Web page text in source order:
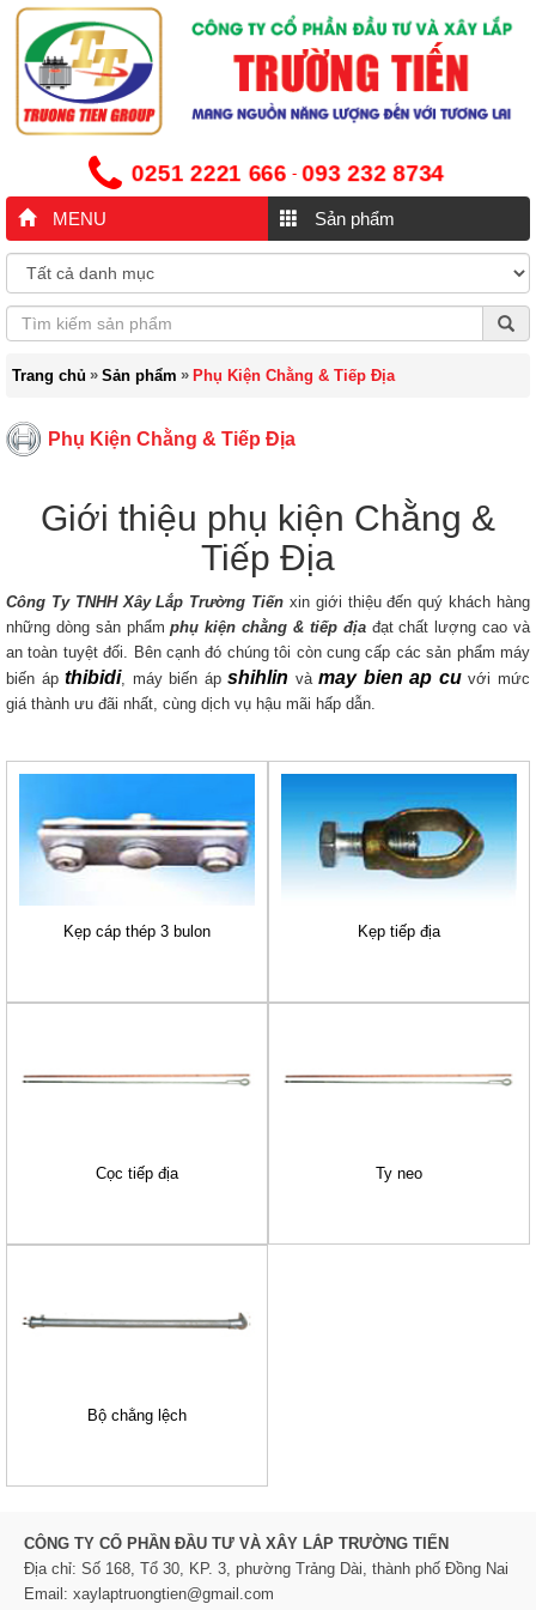
0251 2221 666 -093 232 8734
MENU Sản phẩm
Trang chủ » Sản phẩm » Phụ Kiện Chằng & Tiếp Địa
Phụ Kiện Chằng & Tiếp Địa
Giới thiệu phụ kiện Chằng &
Tiếp Địa
Công Ty TNHH Xây Lắp Trường Tiến xin giới thiệu đến quý khách hàng
những dòng sản phẩmphụ kiện chằng & tiếp địađạt chất lượng cao và
an toàn tuyệt đối. Bên cạnh đó chúng tôi còn cung cấp các sản phẩm máy
biến ápthibidi, máy biến ápshihlin vàmay bien ap cuvới mức
giá thành ưu đãi nhất, cùng dịch vụ hậu mãi hấp dẫn.
Kẹp cáp thép 3 bulon Kẹp tiếp địa
Cọc tiếp địa Ty neo
Bộ chằng lệch
CÔNG TY CỔ PHẦN ĐẦU TƯ VÀ XÂY LẮP TRƯỜNG TIẾN
Địa chỉ: Số 168, Tổ 30, KP. 3, phường Trảng Dài, thành phố Đồng Nai
Email: xaylaptruongtien@gmail.com